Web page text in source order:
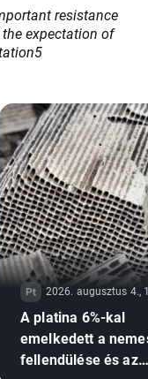
resistance
expectation of
2026. augusztus 4.,
A platina 6%-kal
emelkedett a
fellendülése és az